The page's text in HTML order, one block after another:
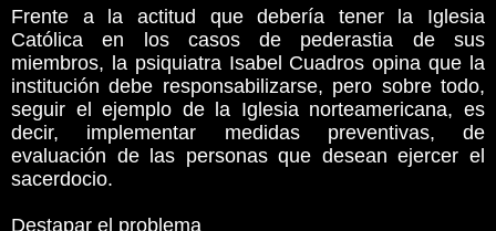
Frente a la actitud que debería tener la Iglesia
Católica en los casos de pederastia de sus
miembros, la psiquiatra Isabel Cuadros opina que la
institución debe responsabilizarse, pero sobre todo,
seguir el ejemplo de la Iglesia norteamericana, es
decir, implementar medidas preventivas, de
evaluación de las personas que desean ejercer el
sacerdocio.
Destapar el problema